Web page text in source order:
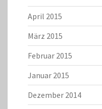
April 2015
März 2015
Februar 2015
Januar 2015
Dezember 2014